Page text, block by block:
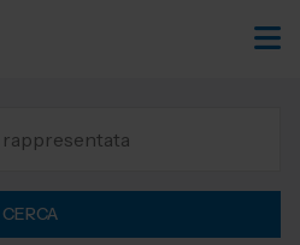
CERCA